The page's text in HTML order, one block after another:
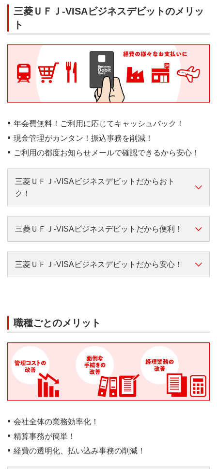
三菱ＵＦＪ-VISAビジネスデ
お支払方法 即時払い
お支払回数
ご利用限度額 口座残高範囲内
ご利用限度額設定 Webで設定可
お知らせメール あり
国内・海外のVisa加盟店
補償・保険
不正利用補償
三菱ＵＦＪ-VISAビジネスデビットのメリッ
ト
年会費無料！ご利用に応じてキャッシュバック！
現金管理がカンタン！振込事務を削減！
ご利用の都度お知らせメールで確認できるから安心！
三菱ＵＦＪ-VISAビジネスデビットだからおト
ク！
年会費無料！発行手数料も無料！
ご利用金額の0.2％を自動キャッシュバッ
典もあるのでおトク！
Visaビジネスカード会員限定特典
Visaによるビジネス向けの便利なサービス
をご利用いただけます。
三菱ＵＦＪ-VISAビジネスデビットだから便利！
従業員の立て替え払い、現金管理、振込事
務を削減
管理責任者の方はWeb上で、全カードの支払
最大10枚までカード発行可能です！
口座残高の範囲内で利用可
口座直結で使ったその場で引
き落とし。
預金残高の範囲内で利用可
三菱ＵＦＪ-VISAビジネスデビットだから安心！
ご利用のたびに管理責任者とカードのご利
用者にご利用の確認メールが送信されま
す。
ショッピング保険・不正利用補償
で安心してご利用いただけます。
職種ごとのメリット
会社全体の業務効率化！
精算事務が簡単！
経費の透明化、払い込み事務の削減！